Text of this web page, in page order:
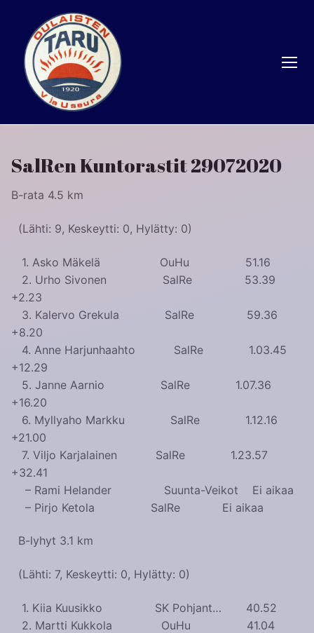
sisältöön
SalRen Kuntorastit 29072020
B-rata 4.5 km
(Lähti: 9, Keskeytti: 0, Hylätty: 0)
1. Asko Mäkelä OuHu 51.16
2. Urho Sivonen SalRe 53.39
+2.23
3. Kalervo Grekula SalRe 59.36
+8.20
4. Anne Harjunhaahto SalRe 1.03.45
+12.29
5. Janne Aarnio SalRe 1.07.36
+16.20
6. Myllyaho Markku SalRe 1.12.16
+21.00
7. Viljo Karjalainen SalRe 1.23.57
+32.41
– Rami Helander Suunta-Veikot Ei aikaa
– Pirjo Ketola SalRe Ei aikaa
B-lyhyt 3.1 km
(Lähti: 7, Keskeytti: 0, Hylätty: 0)
1. Kiia Kuusikko SK Pohjant… 40.52
2. Martti Kukkola OuHu 41.04